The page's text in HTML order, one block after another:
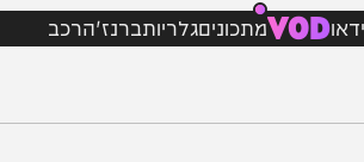
מתכוניםגלריותברנז'הרכב